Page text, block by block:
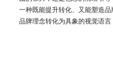
一种既能提升转化、又能塑造
品牌理念转化为具象的视觉语